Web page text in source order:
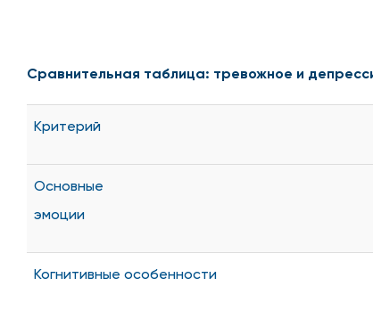
Сравнительная таблица: тревожное и
Критерий
Основные
эмоции
Когнитивные особенности